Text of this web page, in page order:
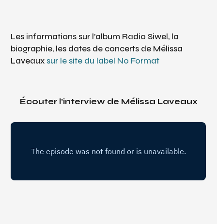
Les informations sur l’album Radio Siwel, la
biographie, les dates de concerts de Mélissa
Laveauxsur le site du label No Format
Écouter l’interview de Mélissa Laveaux